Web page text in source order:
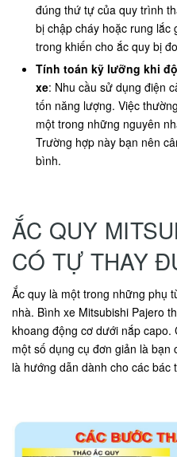
đúng thứ tự của quy trình
bị chập cháy hoặc rung lắc
trong khiến cho ắc quy bị
Tính toán kỹ lưỡng khi
xe: Nhu cầu sử dụng điện
tốn năng lượng. Việc
một trong những nguyên
Trường hợp này bạn nên
bình.
ẮC QUY
CÓ TỰ THAY
Ắc quy là một trong những phụ
nhà. Bình xe Mitsubishi Pajero
khoang động cơ dưới nắp
một số dụng cụ đơn giản là
là hướng dẫn dành cho các bác